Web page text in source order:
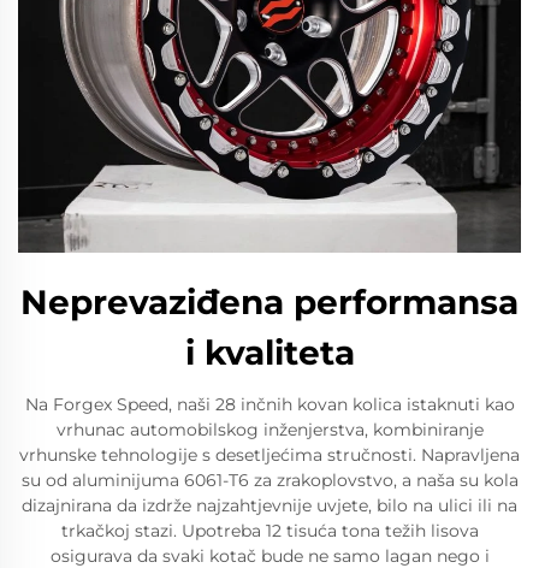
Neprevaziđena performansa
i kvaliteta
Na Forgex Speed, naši 28 inčnih kovan kolica istaknuti kao
vrhunac automobilskog inženjerstva, kombiniranje
vrhunske tehnologije s desetljećima stručnosti. Napravljena
su od aluminijuma 6061-T6 za zrakoplovstvo, a naša su kola
dizajnirana da izdrže najzahtjevnije uvjete, bilo na ulici ili na
trkačkoj stazi. Upotreba 12 tisuća tona težih lisova
osigurava da svaki kotač bude ne samo lagan nego i